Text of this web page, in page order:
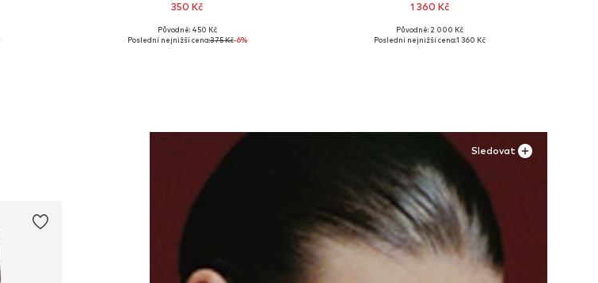
350 Kč
Dostupné velikosti: One Size
Původně: 450 Kč
Poslední nejnižší cena:375 Kč-6%
1 360 Kč
Dostupné velikosti: 38, 40, 41
Původně: 2 000 Kč
Poslední nejnižší cena:1 360 Kč
Sledovat